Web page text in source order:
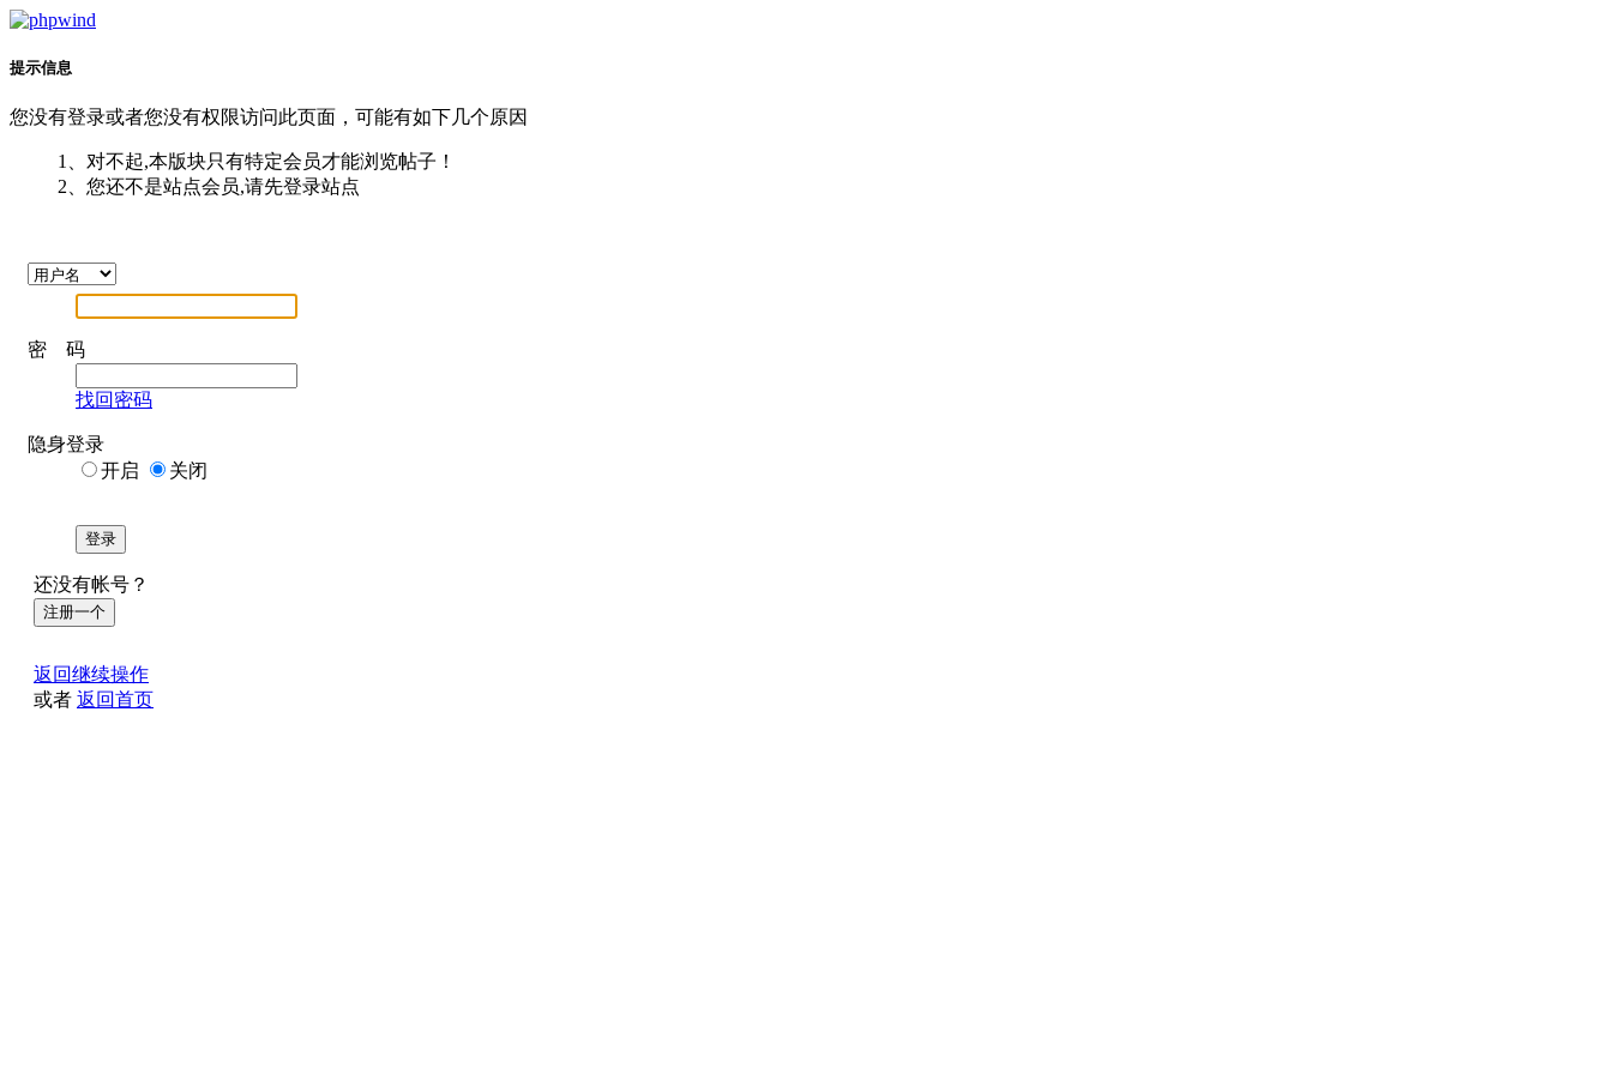
提示信息
您没有登录或者您没有权限访问此页面，可能有如下几个原因
1、对不起,本版块只有特定会员才能浏览帖子！
2、您还不是站点会员,请先登录站点
密 码
找回密码
隐身登录
开启
关闭
登录
还没有帐号？
注册一个
返回继续操作
或者 返回首页